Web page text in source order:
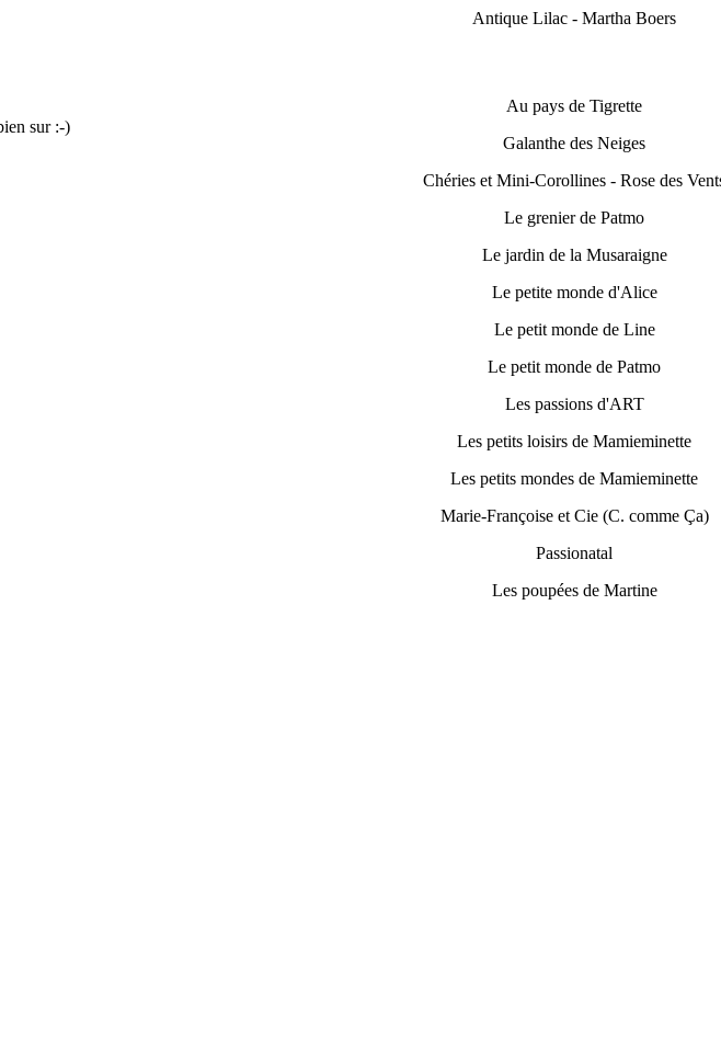
sur :-)
Antique Lilac - Martha Boers
Au pays de Tigrette
Galanthe des Neiges
Chéries et Mini-Corollines - Rose des
Le grenier de Patmo
Le jardin de la Musaraigne
Le petite monde d'Alice
Le petit monde de Line
Le petit monde de Patmo
Les passions d'ART
Les petits loisirs de Mamieminette
Les petits mondes de Mamieminette
Marie-Françoise et Cie (C. comme Ça)
Passionatal
Les poupées de Martine